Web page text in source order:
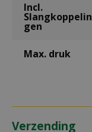
Incl.
Slangkoppelin
gen
Max. druk
Verzending